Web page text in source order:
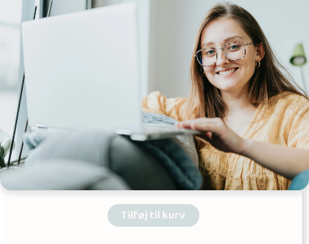
Gangekort 2 cifre x 2-4 cifre
Udgives af: teacherhack
Tilføj til kurv